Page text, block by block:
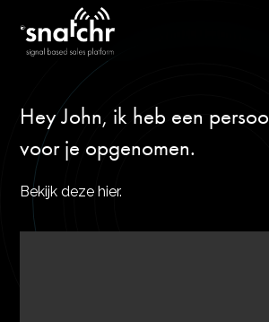
Hey John, ik heb een
voor je opgenomen.
Bekijk deze hier.